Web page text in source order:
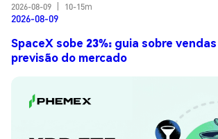
2026-08-09
10-15m
2026-08-09
SpaceX sobe 23%: guia sobre
previsão do mercado